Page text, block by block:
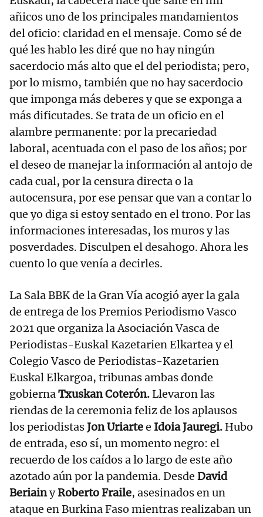
añicos uno de los principales mandamientos
del oficio: claridad en el mensaje. Como sé de
qué les hablo les diré que no hay ningún
sacerdocio más alto que el del periodista; pero,
por lo mismo, también que no hay sacerdocio
que imponga más deberes y que se exponga a
más dificutades. Se trata de un oficio en el
alambre permanente: por la precariedad
laboral, acentuada con el paso de los años; por
el deseo de manejar la información al antojo de
cada cual, por la censura directa o la
autocensura, por ese pensar que van a contar lo
que yo diga si estoy sentado en el trono. Por las
informaciones interesadas, los muros y las
posverdades. Disculpen el desahogo. Ahora les
cuento lo que venía a decirles.
La Sala BBK de la Gran Vía acogió ayer la gala
de entrega de los Premios Periodismo Vasco
2021 que organiza la Asociación Vasca de
Periodistas-Euskal Kazetarien Elkartea y el
Colegio Vasco de Periodistas-Kazetarien
Euskal Elkargoa, tribunas ambas donde
gobiernaTxuskan Coterón.Llevaron las
riendas de la ceremonia feliz de los aplausos
los periodistasJon Uriartee Idoia Jauregi. Hubo
de entrada, eso sí, un momento negro: el
recuerdo de los caídos a lo largo de este año
azotado aún por la pandemia. Desde David
BeriainyRoberto Fraile, asesinados en un
ataque en Burkina Faso mientras realizaban un